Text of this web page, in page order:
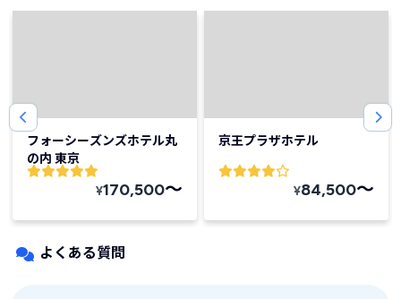
フォーシーズンズホテル丸
の内 東京
¥170,500〜
京王プラザホテル
¥84,500〜
よくある質問